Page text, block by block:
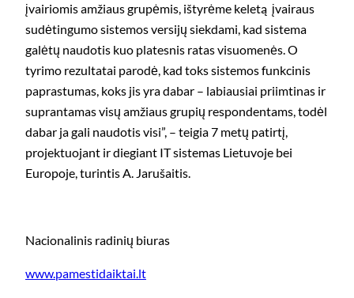
įvairiomis amžiaus grupėmis, ištyrėme keletą įvairaus
sudėtingumo sistemos versijų siekdami, kad sistema
galėtų naudotis kuo platesnis ratas visuomenės. O
tyrimo rezultatai parodė, kad toks sistemos funkcinis
paprastumas, koks jis yra dabar – labiausiai priimtinas ir
suprantamas visų amžiaus grupių respondentams, todėl
dabar ja gali naudotis visi”, – teigia 7 metų patirtį,
projektuojant ir diegiant IT sistemas Lietuvoje bei
Europoje, turintis A. Jarušaitis.
Nacionalinis radinių biuras
www.pamestidaiktai.lt